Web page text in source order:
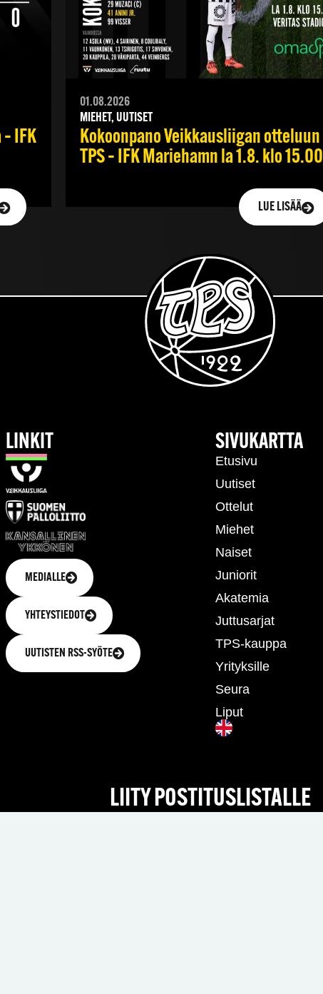
IFK
01.08.2026
MIEHET, UUTISET
Kokoonpano Veikkausliigan otteluun
TPS – IFK Mariehamn la 1.8. klo 15.00
LUE LISÄÄ
LINKIT
MEDIALLE
YHTEYSTIEDOT
UUTISTEN RSS-SYÖTE
SIVUKARTTA
Etusivu
Uutiset
Ottelut
Miehet
Naiset
Juniorit
Akatemia
Juttusarjat
TPS-kauppa
Yrityksille
Seura
Liput
LIITY POSTITUSLISTALLE